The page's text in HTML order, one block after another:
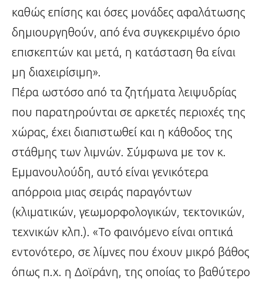
καθώς επίσης και όσες μονάδες αφαλάτωσης
δημιουργηθούν, από ένα συγκεκριμένο όριο
επισκεπτών και μετά, η κατάσταση θα είναι
μη διαχειρίσιμη».
Πέρα ωστόσο από τα ζητήματα λειψυδρίας
που παρατηρούνται σε αρκετές περιοχές της
χώρας, έχει διαπιστωθεί και η κάθοδος της
στάθμης των λιμνών. Σύμφωνα με τον κ.
Εμμανουλούδη, αυτό είναι γενικότερα
απόρροια μιας σειράς παραγόντων
(κλιματικών, γεωμορφολογικών, τεκτονικών,
τεχνικών κλπ.). «Το φαινόμενο είναι οπτικά
εντονότερο, σε λίμνες που έχουν μικρό βάθος
όπως π.χ. η Δοϊράνη, της οποίας το βαθύτερο